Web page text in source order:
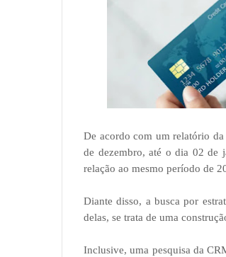
De acordo com um relatório
de dezembro, até o dia 02 de
relação ao mesmo período de
Diante disso, a busca por
delas, se trata de uma
Inclusive, uma pesquisa da